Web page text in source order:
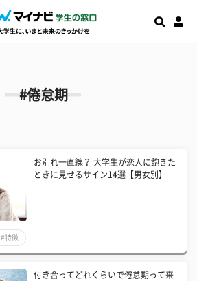
#倦怠期
お別れ一直線？ 大学生が恋人に飽きた
ときに見せるサイン14選【男女別】
#特徴
付き合ってどれくらいで倦怠期って来